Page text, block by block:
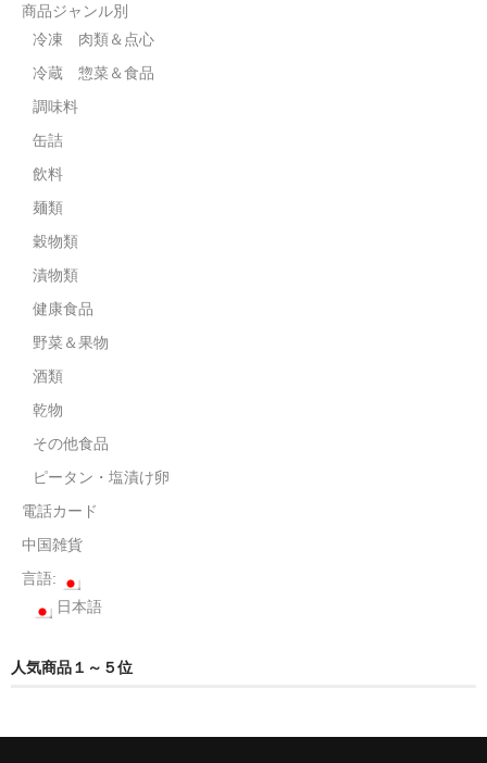
商品ジャンル別
冷凍 肉類＆点心
冷蔵 惣菜＆食品
調味料
缶詰
飲料
麺類
穀物類
漬物類
健康食品
野菜＆果物
酒類
乾物
その他食品
ピータン・塩漬け卵
電話カード
中国雑貨
言語:
日本語
人気商品１～５位